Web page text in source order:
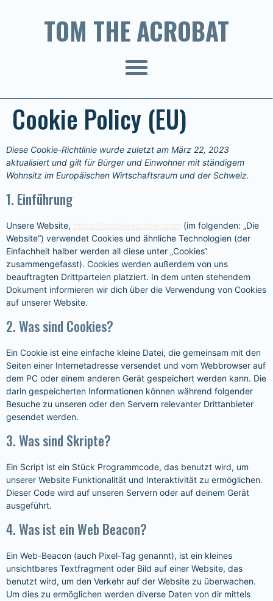
TOM THE ACROBAT
Cookie Policy (EU)
Diese Cookie-Richtlinie wurde zuletzt am März 22, 2023
aktualisiert und gilt für Bürger und Einwohner mit ständigem
Wohnsitz im Europäischen Wirtschaftsraum und der Schweiz.
1. Einführung
Unsere Website, https://tomtheacrobat.com (im folgenden: „Die
Website“) verwendet Cookies und ähnliche Technologien (der
Einfachheit halber werden all diese unter „Cookies“
zusammengefasst). Cookies werden außerdem von uns
beauftragten Drittparteien platziert. In dem unten stehendem
Dokument informieren wir dich über die Verwendung von Cookies
auf unserer Website.
2. Was sind Cookies?
Ein Cookie ist eine einfache kleine Datei, die gemeinsam mit den
Seiten einer Internetadresse versendet und vom Webbrowser auf
dem PC oder einem anderen Gerät gespeichert werden kann. Die
darin gespeicherten Informationen können während folgender
Besuche zu unseren oder den Servern relevanter Drittanbieter
gesendet werden.
3. Was sind Skripte?
Ein Script ist ein Stück Programmcode, das benutzt wird, um
unserer Website Funktionalität und Interaktivität zu ermöglichen.
Dieser Code wird auf unseren Servern oder auf deinem Gerät
ausgeführt.
4. Was ist ein Web Beacon?
Ein Web-Beacon (auch Pixel-Tag genannt), ist ein kleines
unsichtbares Textfragment oder Bild auf einer Website, das
benutzt wird, um den Verkehr auf der Website zu überwachen.
Um dies zu ermöglichen werden diverse Daten von dir mittels